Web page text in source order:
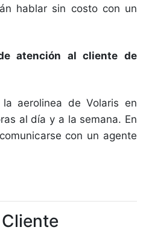
hablar sin costo con un
atención al cliente de
aerolinea de Volaris en
al día y a la semana. En
con un agente